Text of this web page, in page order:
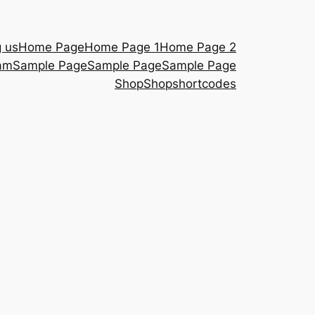
usHome PageHome Page 1Home Page 2
Sample PageSample PageSample Page
ShopShopshortcodes